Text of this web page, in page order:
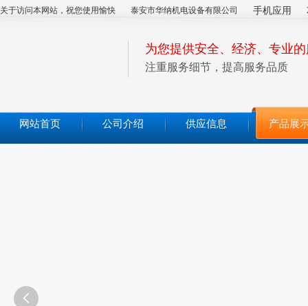
关于访问本网站，祝您使用愉快 泰安市华纳机电设备有限公司 手机应用
为您提供安全、经济、专业
注重服务细节，提高服务品质
网站首页 公司介绍 供应信息 产品展
